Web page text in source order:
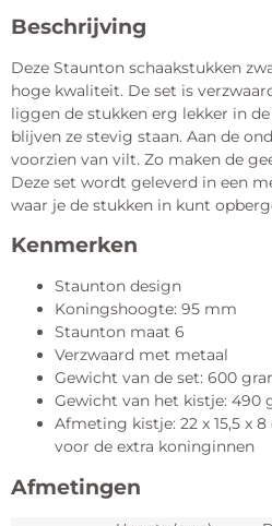
Beschrijving
Deze Staunton schaakstukken
hoge kwaliteit. De set is
liggen de stukken erg lekker in
blijven ze stevig staan. Aan de
voorzien van vilt. Zo maken de
Deze set wordt geleverd in een
waar je de stukken in kunt
Kenmerken
Staunton design
Koningshoogte: 95 mm
Staunton maat 6
Verzwaard met metaal
Gewicht van de set: 600
Gewicht van het kistje: 490
Afmeting kistje: 22 x 15,5 x
voor de extra koninginnen
Afmetingen